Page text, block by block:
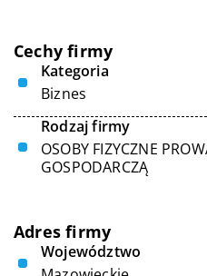
Cechy firmy
Kategoria
Biznes
Rodzaj firmy
OSOBY FIZYCZNE
GOSPODARCZĄ
Adres firmy
Województwo